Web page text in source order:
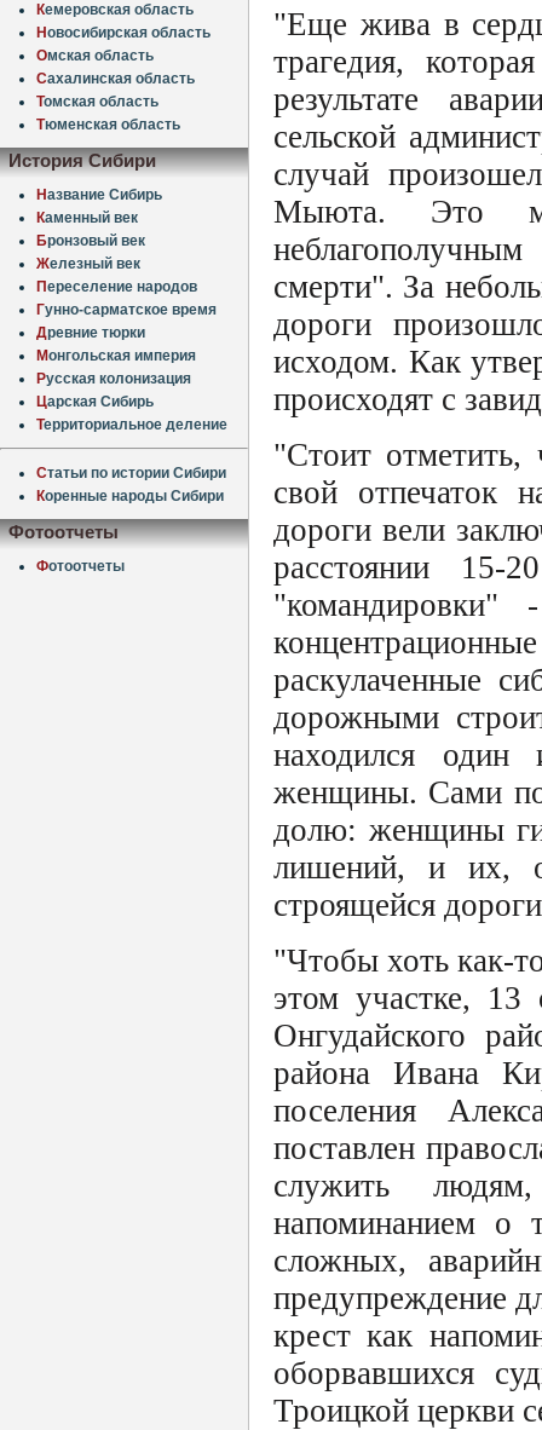
Кемеровская область
Новосибирская область
Омская область
Сахалинская область
Томская область
Тюменская область
История Сибири
Название Сибирь
Каменный век
Бронзовый век
Железный век
Переселение народов
Гунно-сарматское время
Древние тюрки
Монгольская империя
Русская колонизация
Царская Сибирь
Территориальное деление
Статьи по истории Сибири
Коренные народы Сибири
Фотоотчеты
Фотоотчеты
"Еще жива в
трагедия,
результате
сельской
случай
Мыюта. Это
смерти". За
дороги
исходом. Как
происходят с
"Стоит отметить,
свой отпечаток
дороги вели
расстоянии 15-
"командировки"
раскулаченные
дорожными
находился
женщины. Сами
долю: женщины
лишений, и их,
строящейся
"Чтобы хоть как-
этом участке, 13
Онгудайского
района Ивана
поселения
поставлен
служить
напоминанием о
сложных,
предупреждение
крест как
оборвавшихся
Троицкой церкви